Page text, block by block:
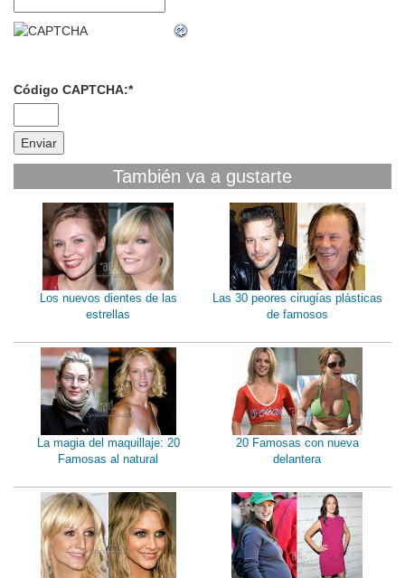
Código CAPTCHA:*
También va a gustarte
Los nuevos dientes de las
estrellas
Las 30 peores cirugías plásticas
de famosos
La magia del maquillaje: 20
Famosas al natural
20 Famosas con nueva
delantera